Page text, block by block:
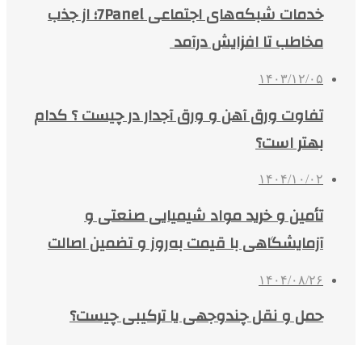
خدمات شبکه‌های اجتماعی 7Panel؛ از جذب
مخاطب تا افزایش درآمد
۱۴۰۳/۱۲/۰۵
تفاوت ورق آهن و ورق آجدار در چیست ؟ کدام
بهتر است؟
۱۴۰۴/۱۰/۰۲
تأمین و خرید مواد شیمیایی صنعتی و
آزمایشگاهی با قیمت به‌روز و تضمین اصالت
۱۴۰۴/۰۸/۲۶
حمل و نقل چندوجهی یا ترکیبی چیست؟